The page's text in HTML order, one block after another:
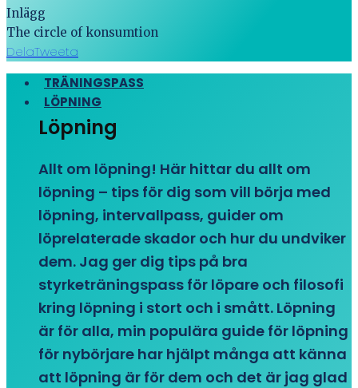
Inlägg
The circle of konsumtion
DelaTweeta
TRÄNINGSPASS
LÖPNING
Löpning
Allt om löpning! Här hittar du allt om
löpning – tips för dig som vill börja med
löpning, intervallpass, guider om
löprelaterade skador och hur du undviker
dem. Jag ger dig tips på bra
styrketräningspass för löpare och filosofi
kring löpning i stort och i smått. Löpning
är för alla, min populära guide för löpning
för nybörjare har hjälpt många att känna
att löpning är för dem och det är jag glad